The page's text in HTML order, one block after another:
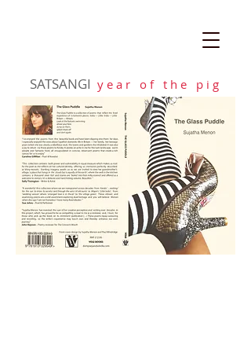
SATSANGI y e a r o f t h e p i g